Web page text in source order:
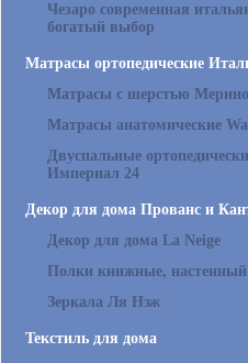
Чезаро современная
богатый выбор
Матрасы ортопедические
Матрасы с шерстью
Матрасы анатомические
Двуспальные
Империал 24
Декор для дома Прованс и
Декор для дома La Neige
Полки книжные, настенный
Зеркала Ля Нэж
Текстиль для дома